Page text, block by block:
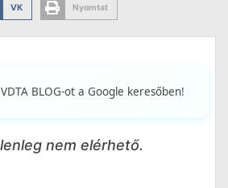
VK Nyomtat
BLOG-ot a Google keresőben!
nem elérhető.